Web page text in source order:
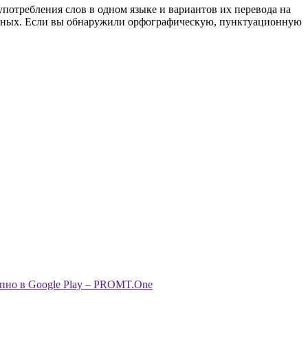
слов в одном языке и вариантов их перевода на
Если вы обнаружили орфографическую, пунктуационную